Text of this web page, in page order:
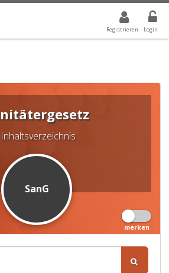
Registrieren Login
GEWÄHLTER WERT IST ALLE
Inhaltsverzeichnis
SanG
merken